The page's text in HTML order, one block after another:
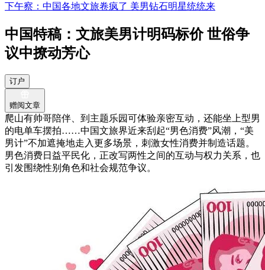
下午察：中国各地文旅卷疯了 美男钻石明星统统来
中国特稿：文旅美男计明码标价 世俗争
议中撩动芳心
订户
赠阅文章
爬山有帅哥陪伴、到主题乐园可体验亲密互动，还能坐上型男
的电单车摆拍……中国文旅界近来刮起“男色消费”风潮，“美
男计”不加遮掩地走入更多场景，刺激女性消费并制造话题。
男色消费日益平民化，正改写两性之间的互动与权力关系，也
引发围绕性别角色和社会规范争议。